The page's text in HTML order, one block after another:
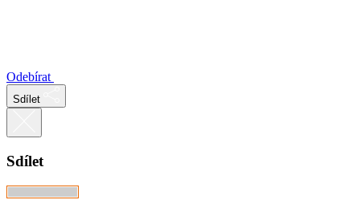
Odebírat
Sdílet
Sdílet